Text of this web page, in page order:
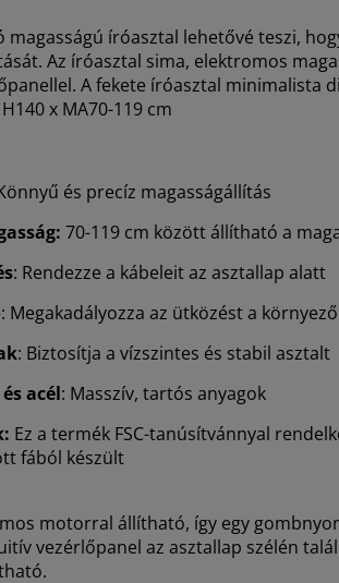
magasságú íróasztal lehetővé teszi,
Az íróasztal sima, elektromos
A fekete íróasztal minimalista
x MA70-119 cm
és precíz magasságállítás
70-119 cm között állítható a
: Rendezze a kábeleit az asztallap alatt
: Megakadályozza az ütközést a
: Biztosítja a vízszintes és stabil asztalt
acél: Masszív, tartós anyagok
Ez a termék FSC-tanúsítvánnyal
fából készült
motorral állítható, így egy
vezérlőpanel az asztallap szélén